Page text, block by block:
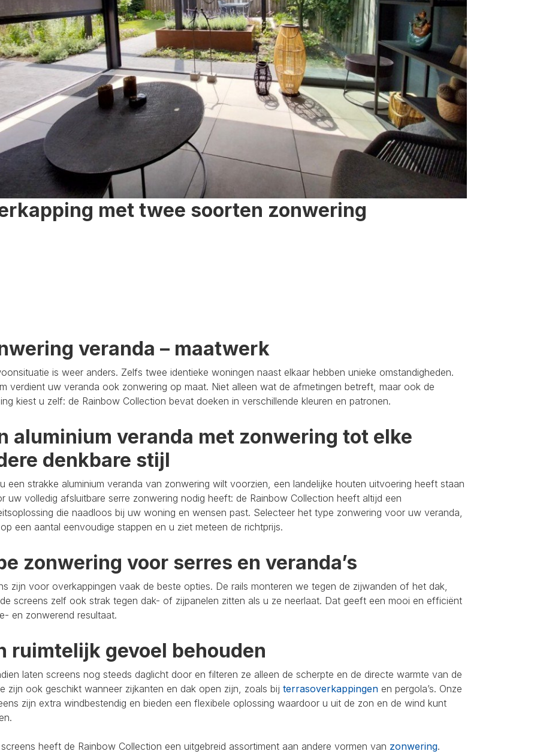
met twee soorten zonwering
veranda – maatwerk
is weer anders. Zelfs twee identieke woningen naast elkaar hebben unieke omstandigheden.
verdient uw veranda ook zonwering op maat. Niet alleen wat de afmetingen betreft, maar ook de
kiest u zelf: de Rainbow Collection bevat doeken in verschillende kleuren en patronen.
aluminium veranda met zonwering tot elke
denkbare stijl
een strakke aluminium veranda van zonwering wilt voorzien, een landelijke houten uitvoering heeft staan
uw volledig afsluitbare serre zonwering nodig heeft: de Rainbow Collection heeft altijd een
die naadloos bij uw woning en wensen past. Selecteer het type zonwering voor uw veranda,
een aantal eenvoudige stappen en u ziet meteen de richtprijs.
zonwering voor serres en veranda’s
zijn voor overkappingen vaak de beste opties. De rails monteren we tegen de zijwanden of het dak,
screens zelf ook strak tegen dak- of zijpanelen zitten als u ze neerlaat. Dat geeft een mooi en efficiënt
en zonwerend resultaat.
ruimtelijk gevoel behouden
laten screens nog steeds daglicht door en filteren ze alleen de scherpte en de directe warmte van de
zijn ook geschikt wanneer zijkanten en dak open zijn, zoals bij terrasoverkappingen en pergola’s. Onze
zijn extra windbestendig en bieden een flexibele oplossing waardoor u uit de zon en de wind kunt
heeft de Rainbow Collection een uitgebreid assortiment aan andere vormen van zonwering.